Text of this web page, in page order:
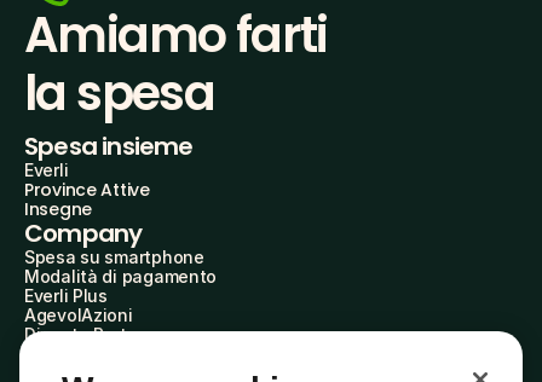
Amiamo farti
la spesa
Spesa insieme
Everli
Province Attive
Insegne
Company
Spesa su smartphone
Modalità di pagamento
Everli Plus
AgevolAzioni
Diventa Partner
Everli Shoppers